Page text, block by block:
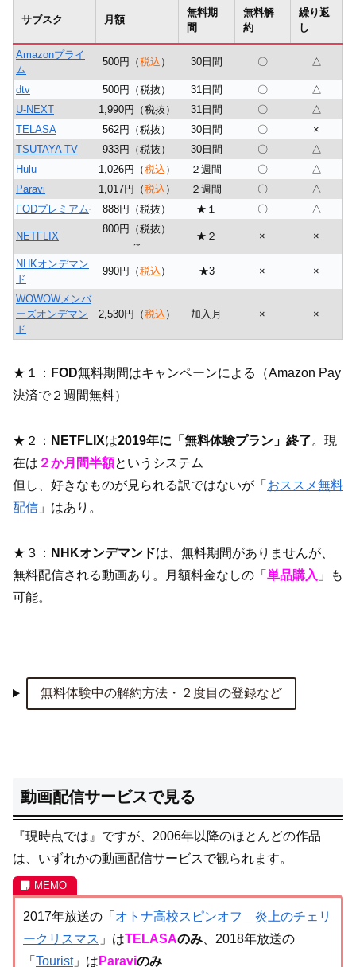
サブスク 月額
無料期
間
無料解
約
繰り返
し
Amazonプライ
ム
500円（税込 ） 30⽇間 〇 △
dtv 500円（税抜） 31日間 〇
△
U-NEXT
1,990円（税抜） 31日間 〇
△
TELASA
562円（税抜） 30日間 〇
×
TSUTAYA TV
933円（税抜） 30日間 〇
△
Hulu
1,026円（税込 ） ２週間 〇
△
Paravi
1,017円（税込 ） ２週間 〇
△
FODプレミアム
888円（税抜） ★１ 〇 △
NETFLIX
800円（税抜）
～
★２ × ×
NHKオンデマン
ド
990円（税込 ） ★3 × ×
WOWOWメンバ
ーズオンデマン
ド
2,530円（税込 ） 加入月 × ×
★１： FOD無料期間はキャンペーンによる（Amazon Pay
決済で２週間無料）
★２： NETFLIXは2019年に「無料体験プラン」終了。現
在は ２か月間半額というシステム
但し、好きなものが見られる訳ではないが「 おススメ無料
配信 」はあり。
★３： NHKオンデマンドは、無料期間がありませんが、
無料配信される動画あり。月額料金なしの「 単品購入 」も
可能。
無料体験中の解約方法・２度目の登録など
動画配信サービスで見る
『現時点では』ですが、2006年以降のほとんどの作品
は、いずれかの動画配信サービスで観られます。
2017年放送の「 オトナ高校スピンオフ＿炎上のチェリ
ークリスマス 」はTELASAのみ 、2018年放送の
「 Tourist」は Paraviのみ